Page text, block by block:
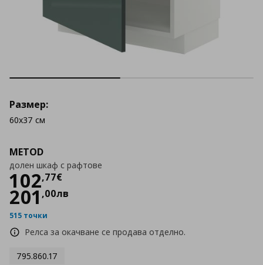
METOD
долен шкаф с рафтове
102,77€
Цена
201 ,00лв
515 точки
Релса за окачване се продава отделно.
795.860.17
Размер:
60x37 см